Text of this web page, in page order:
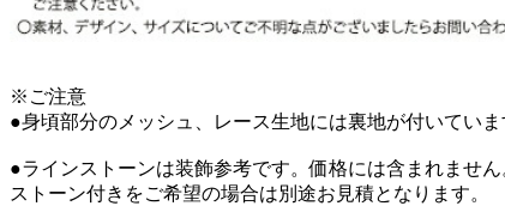
※ご注意
●身頃部分のメッシュ、レース生地には裏地が付いてい
●ラインストーンは装飾参考です。価格には含まれません
ストーン付きをご希望の場合は別途お見積となります。